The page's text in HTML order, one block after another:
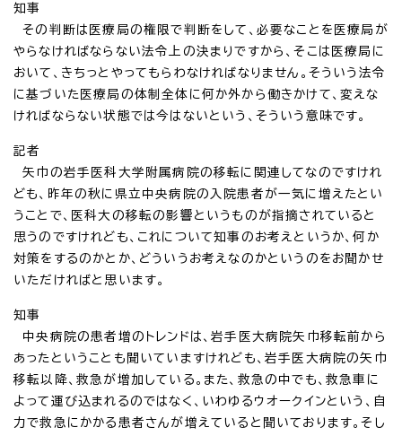
知事
その判断は医療局の権限で判断をして、必要なことを医療局が
やらなければならない法令上の決まりですから、そこは医療局に
おいて、きちっとやってもらわなければなりません。そういう法令
に基づいた医療局の体制全体に何か外から働きかけて、変えな
ければならない状態では今はないという、そういう意味です。
記者
矢巾の岩手医科大学附属病院の移転に関連してなのですけれ
ども、昨年の秋に県立中央病院の入院患者が一気に増えたとい
うことで、医科大の移転の影響というものが指摘されていると
思うのですけれども、これについて知事のお考えというか、何か
対策をするのかとか、どういうお考えなのかというのをお聞かせ
いただければと思います。
知事
中央病院の患者増のトレンドは、岩手医大病院矢巾移転前から
あったということも聞いていますけれども、岩手医大病院の矢巾
移転以降、救急が増加している。また、救急の中でも、救急車に
よって運び込まれるのではなく、いわゆるウオークインという、自
力で救急にかかる患者さんが増えていると聞いております。そし